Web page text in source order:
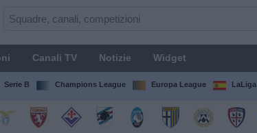
Canali TV Notizie Widget
Serie B Champions League Europa League LaLiga